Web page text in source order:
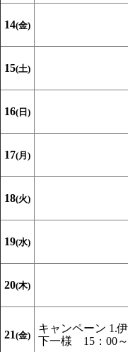
14(金)
15(土)
16(日)
17(月)
18(火)
19(水)
20(木)
21(金)
キャンペーン 1.
下一様 15：00～